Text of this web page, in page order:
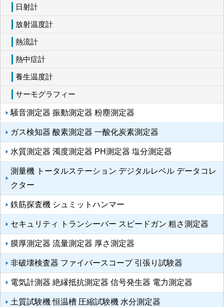
日射計
放射温度計
熱流計
熱中症計
養生温度計
サーモグラフィー
騒音測定器 振動測定器 粉塵測定器
ガス検知器 酸素測定器 一酸化炭素測定器
水質測定器 濁度測定器 PH測定器 塩分測定器
測量機 トータルステーション デジタルレベル データコレ
クター
鉄筋探査機 シュミットハンマー
セキュリティ トランシーバー スピードガン 粗さ測定器
膜厚測定器 流量測定器 厚さ測定器
非破壊検査器 ファイバースコープ 引張り試験器
電気計測器 絶縁抵抗測定器 信号発生器 電力測定器
土質試験機 恒温槽 圧縮試験機 水分測定器